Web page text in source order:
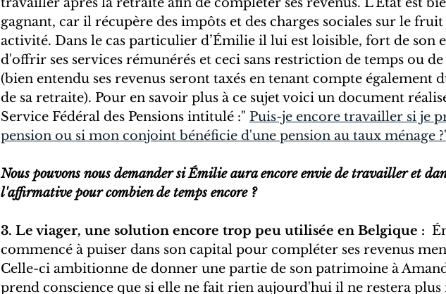
gagnant, car il récupère des impôts et des charges sociales sur le fruit
activité. Dans le cas particulier d’Émilie il lui est loisible, fort de son
d'offrir ses services rémunérés et ceci sans restriction de temps ou
(bien entendu ses revenus seront taxés en tenant compte également
de sa retraite). Pour en savoir plus à ce sujet voici un document
Service Fédéral des Pensions intitulé :" Puis-je encore travailler si je
pension ou si mon conjoint bénéficie d'une pension au taux ménage
Nous pouvons nous demander si Émilie aura encore envie de travailler et
l'affirmative pour combien de temps encore ?
3. Le viager, une solution encore trop peu utilisée en Belgique :
commencé à puiser dans son capital pour compléter ses revenus
Celle-ci ambitionne de donner une partie de son patrimoine à
prend conscience que si elle ne fait rien aujourd'hui il ne restera plus